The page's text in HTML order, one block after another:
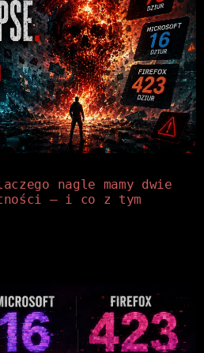
nagle mamy dwie
— i co z tym